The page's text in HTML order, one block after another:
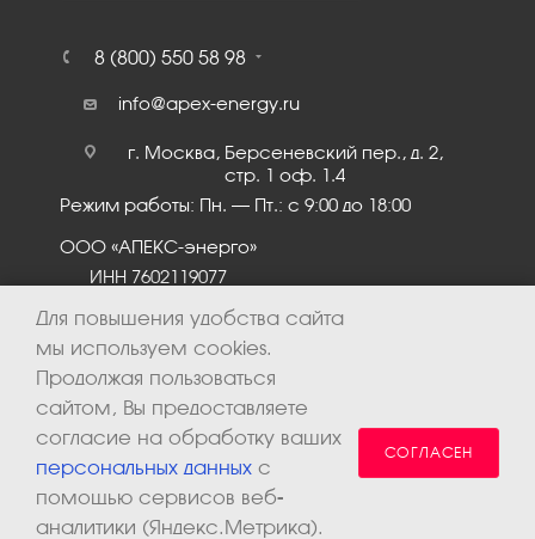
8 (800) 550 58 98
info@apex-energy.ru
г. Москва, Берсеневский пер., д. 2,
стр. 1 оф. 1.4
Режим работы: Пн. – Пт.: с 9:00 до 18:00
ООО «АПЕКС-энерго»
ИНН 7602119077
Для повышения удобства сайта
мы используем cookies.
Продолжая пользоваться
сайтом, Вы предоставляете
согласие на обработку ваших
персональных данных с
помощью сервисов веб-
аналитики (Яндекс.Метрика).
СОГЛАСЕН